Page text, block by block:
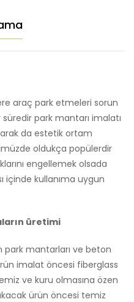
araç park etmeleri sorun
süredir park mantarı imalatı
da estetik ortam
oldukça popülerdir
engellemek olsada
içinde kullanıma uygun
üretimi
park mantarları ve beton
imalat öncesi fiberglass
ve kuru olmasına özen
ürün öncesi temiz